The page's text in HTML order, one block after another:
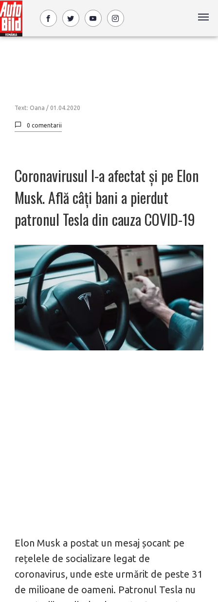
Text: Oana / 01.04.2020
0 comentarii
Coronavirusul l-a afectat și pe Elon
Musk. Află câți bani a pierdut
patronul Tesla din cauza COVID-19
Elon Musk a postat un mesaj șocant pe
rețelele de socializare legat de
coronavirus, unde este urmărit de peste 31
de milioane de oameni. Patronul Tesla nu